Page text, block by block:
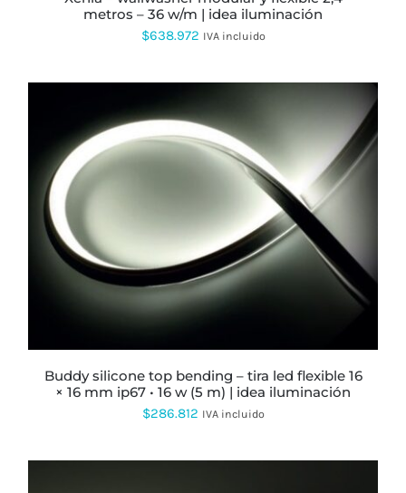
LA
PÁGINA
DE
metros – 36 w/m | idea iluminación
$638.972 IVA incluido
ESTE
PRODUCTO
TIENE
MÚLTIPLES
VARIANTES.
LAS
OPCIONES
PUEDEN
EN
LA
PÁGINA
buddy silicone top bending – tira led flexible 16
× 16 mm ip67 • 16 w (5 m) | idea iluminación
$286.812 IVA incluido